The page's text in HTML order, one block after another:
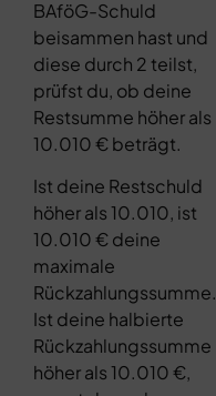
BAföG-Schuld
beisammen hast und
diese durch 2 teilst,
prüfst du, ob deine
Restsumme höher als
10.010 € beträgt.
Ist deine Restschuld
höher als 10.010, ist
10.010 € deine
maximale
Rückzahlungssumme.
Ist deine halbierte
Rückzahlungssumme
höher als 10.010 €,